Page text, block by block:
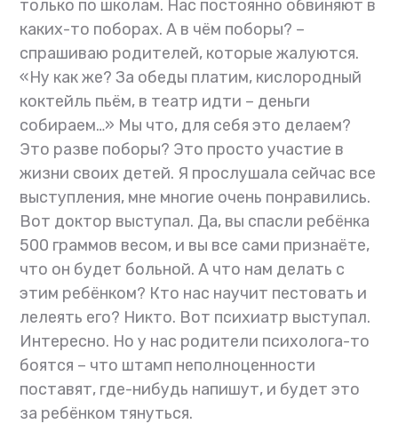
только по школам. Нас постоянно обвиняют в
каких-то поборах. А в чём поборы? –
спрашиваю родителей, которые жалуются.
«Ну как же? За обеды платим, кислородный
коктейль пьём, в театр идти – деньги
собираем…» Мы что, для себя это делаем?
Это разве поборы? Это просто участие в
жизни своих детей. Я прослушала сейчас все
выступления, мне многие очень понравились.
Вот доктор выступал. Да, вы спасли ребёнка
500 граммов весом, и вы все сами признаёте,
что он будет больной. А что нам делать с
этим ребёнком? Кто нас научит пестовать и
лелеять его? Никто. Вот психиатр выступал.
Интересно. Но у нас родители психолога-то
боятся – что штамп неполноценности
поставят, где-нибудь напишут, и будет это
за ребёнком тянуться.